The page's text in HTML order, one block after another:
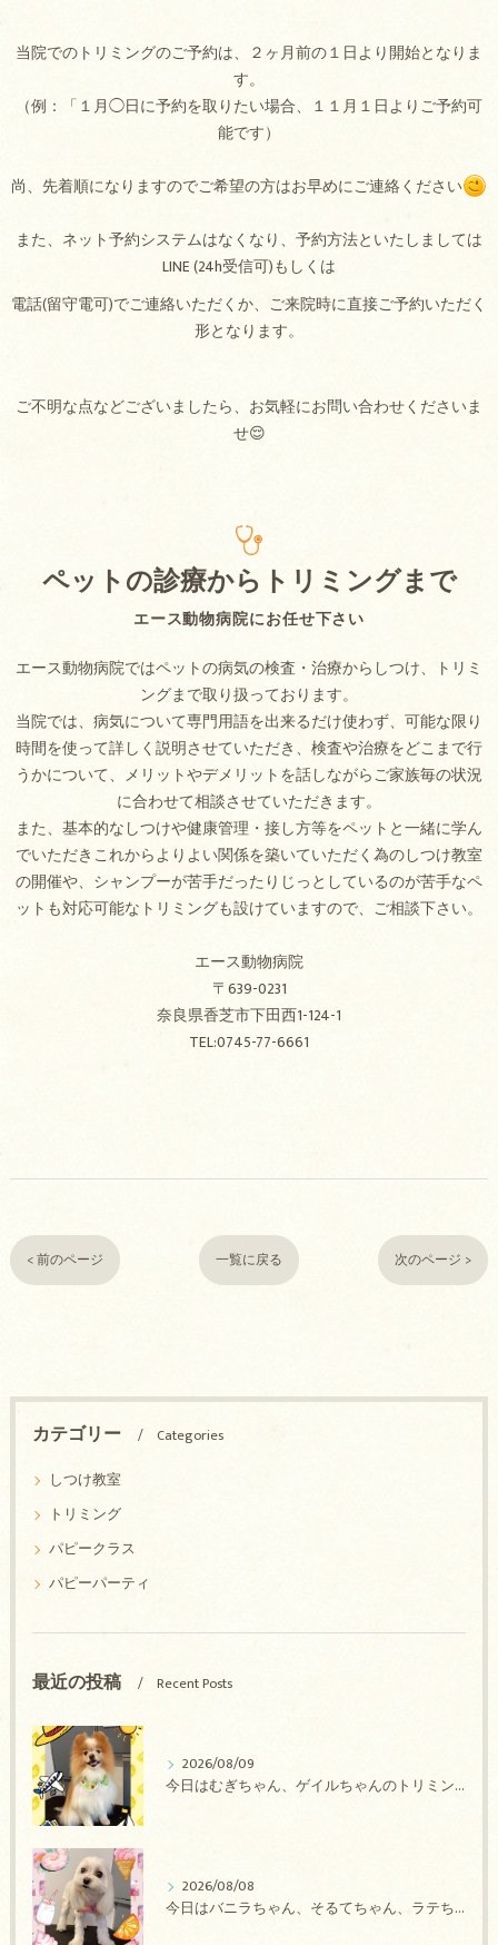
当院でのトリミングのご予約は、２ヶ月前の１日より開始となりま
す。
（例：「１月◯日に予約を取りたい場合、１１月１日よりご予約可
能です）
尚、先着順になりますのでご希望の方はお早めにご連絡ください
また、ネット予約システムはなくなり、予約方法といたしましては
LINE (24h受信可)もしくは
電話(留守電可)でご連絡いただくか、ご来院時に直接ご予約いただく
形となります。
ご不明な点などございましたら、お気軽にお問い合わせくださいま
せ😌
エース動物病院にお任せ下さい
ペットの診療からトリミングまで
エース動物病院ではペットの病気の検査・治療からしつけ、トリミ
ングまで取り扱っております。
当院では、病気について専門用語を出来るだけ使わず、可能な限り
時間を使って詳しく説明させていただき、検査や治療をどこまで行
うかについて、メリットやデメリットを話しながらご家族毎の状況
に合わせて相談させていただきます。
また、基本的なしつけや健康管理・接し方等をペットと一緒に学ん
でいただきこれからよりよい関係を築いていただく為のしつけ教室
の開催や、シャンプーが苦手だったりじっとしているのが苦手なペ
ットも対応可能なトリミングも設けていますので、ご相談下さい。
エース動物病院
〒639-0231
奈良県香芝市下田西1-124-1
TEL:0745-77-6661
< 前のページ 一覧に戻る 次のページ >
カテゴリー
Categories
しつけ教室
トリミング
パピークラス
パピーパーティ
最近の投稿 Recent Posts
2026/08/09
今日はむぎちゃん、ゲイルちゃんのトリミングの紹介です【奈良のエース動物病院】
2026/08/08
今日はバニラちゃん、そるてちゃん、ラテちゃん、バニラちゃん、チョコちゃん、ベリーちゃん、メロンちゃん、もこちゃんのトリミングの紹介です【奈良のエース動物病院】